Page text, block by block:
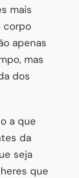
mais
corpo
apenas
mas
dos
a que
da
seja
que